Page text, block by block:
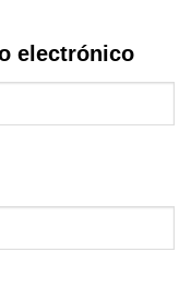
electrónico